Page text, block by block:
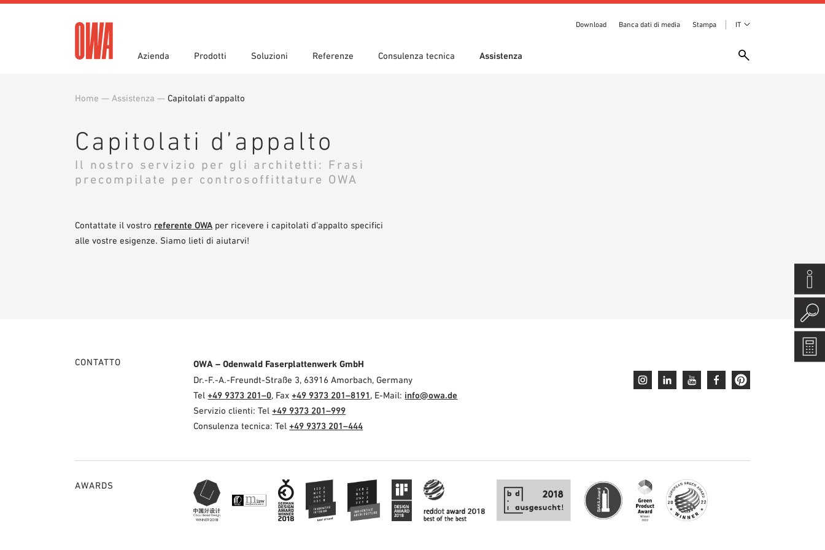
Download Banca dati di media Stampa IT
Azienda
Storia
Prodotti
Panoramica prodotti
Soluzioni
Funzioni
Referenze Consulenza tecnica Assistenza
Ausilii per la progettazione Biblioteca BIM/ REVIT
Ordine campione
Home — Assistenza — Capitolati d’appalto
Capitolati d’appalto
Il nostro servizio per gli architetti: Frasi
precompilate per controsoffittature OWA
Contattate il vostro referente OWA per ricevere i capitolati d’appalto specifici
alle vostre esigenze. Siamo lieti di aiutarvi!
CONTATTO OWA – Odenwald Faserplattenwerk GmbH
Dr.-F.-A.-Freundt-Straße 3, 63916 Amorbach, Germany
Tel+49 9373 201–0, Fax+49 9373 201–8191, E-Mail: info@owa.de
Servizio clienti: Tel+49 9373 201–999
Consulenza tecnica: Tel+49 9373 201–444
AWARDS